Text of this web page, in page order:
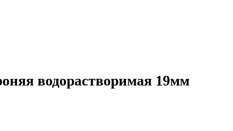
водорастворимая 19мм